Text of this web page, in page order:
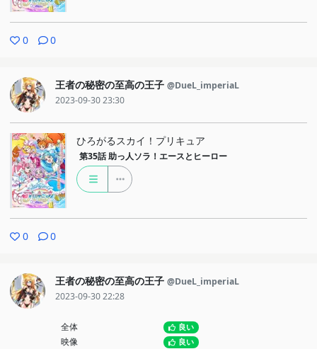
0 0
王者の秘密の至高の王子 @DueL_imperiaL
2023-09-30 23:30
ひろがるスカイ！プリキュア
第35話 助っ人ソラ！エースとヒーロー
0 0
王者の秘密の至高の王子 @DueL_imperiaL
2023-09-30 22:28
全体 良い
映像 良い